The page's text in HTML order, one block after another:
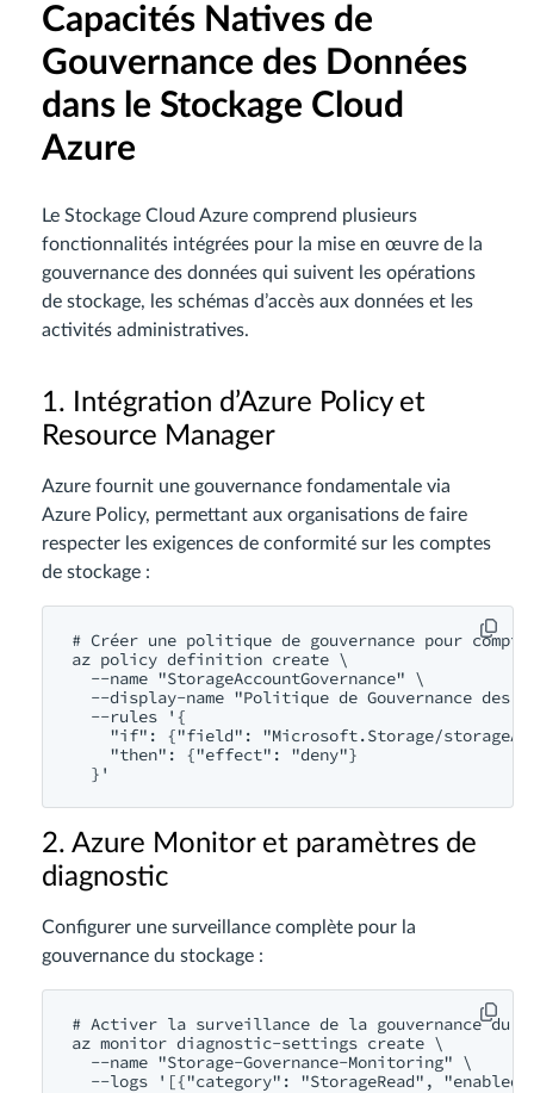
Capacités Natives de
Gouvernance des Données
dans le Stockage Cloud
Azure
Le Stockage Cloud Azure comprend plusieurs
fonctionnalités intégrées pour la mise en œuvre de la
gouvernance des données qui suivent les opérations
de stockage, les schémas d’accès aux données et les
activités administratives.
1. Intégration d’Azure Policy et
Resource Manager
Azure fournit une gouvernance fondamentale via
Azure Policy, permettant aux organisations de faire
respecter les exigences de conformité sur les comptes
de stockage :
# Créer une politique de gouvernance pour
az policy definition create \
  --name "StorageAccountGovernance" \
--display-name "Politique de Gouvernance des
  --rules '{
"if": {"field": "Microsoft.Storage/
    "then": {"effect": "deny"}
2. Azure Monitor et paramètres de
diagnostic
Configurer une surveillance complète pour la
gouvernance du stockage :
# Activer la surveillance de la gouvernance du
az monitor diagnostic-settings create \
  --name "Storage-Governance-Monitoring" \
--logs '[{"category": "StorageRead",